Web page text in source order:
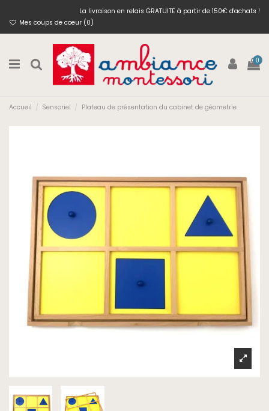
La livraison en relais GRATUITE à partir de 150€ d'achats !
Mes coups de coeur (0)
0
Accueil Sensoriel Plateau de présentation du cabinet de géometrie